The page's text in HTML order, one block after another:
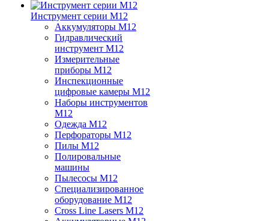
Инструмент серии M12
Аккумуляторы M12
Гидравлический
инструмент M12
Измерительные
приборы M12
Инспекционные
цифровые камеры M12
Наборы инструментов
M12
Одежда M12
Перфораторы M12
Пилы M12
Полировальные
машины
Пылесосы M12
Специализированное
оборудование M12
Cross Line Lasers M12